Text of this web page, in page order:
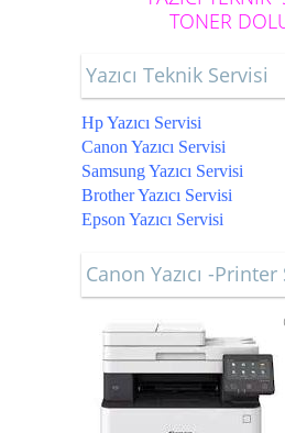
TONER
Yazıcı Teknik Servisi
Hp Yazıcı Servisi
Canon Yazıcı Servisi
Samsung Yazıcı Servisi
Brother Yazıcı Servisi
Epson Yazıcı Servisi
Canon Yazıcı -Printer